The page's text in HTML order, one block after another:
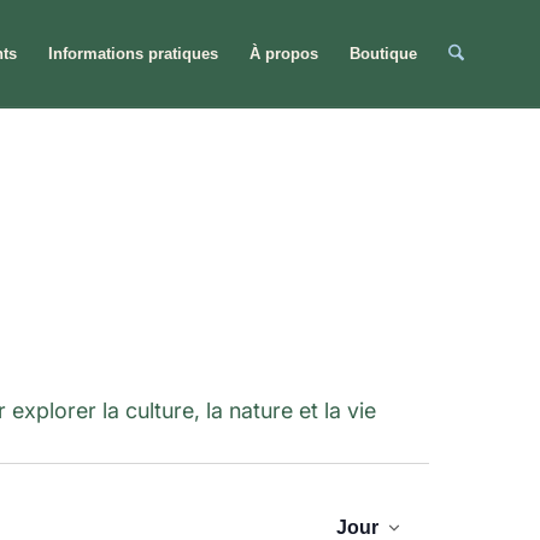
Informations pratiques À propos Boutique
explorer la culture, la nature et la vie
Jour